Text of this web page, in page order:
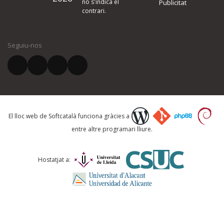
El vostre correu electrònic *
Què proposeu?
Comentari *
no s'indica el
contrari.
Publicitat
Seguiu-nos
El lloc web de Softcatalà funciona gràcies a
entre altre programari lliure.
Hostatjat a: